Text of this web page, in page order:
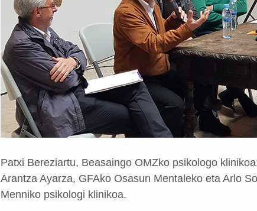
Patxi Bereziartu, Beasaingo OMZko psikologo
Arantza Ayarza, GFAko Osasun Mentaleko eta Arlo
Menniko psikologi klinikoa.